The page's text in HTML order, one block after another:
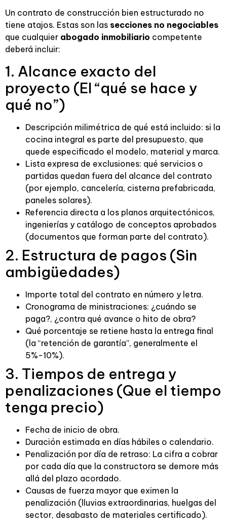
Un contrato de construcción bien estructurado no
tiene atajos. Estas son las secciones no negociables
que cualquier abogado inmobiliario competente
deberá incluir:
1. Alcance exacto del
proyecto (El “qué se hace y
qué no”)
Descripción milimétrica de qué está incluido: si la
cocina integral es parte del presupuesto, que
quede especificado el modelo, material y marca.
Lista expresa de exclusiones: qué servicios o
partidas quedan fuera del alcance del contrato
(por ejemplo, cancelería, cisterna prefabricada,
paneles solares).
Referencia directa a los planos arquitectónicos,
ingenierías y catálogo de conceptos aprobados
(documentos que forman parte del contrato).
2. Estructura de pagos (Sin
ambigüedades)
Importe total del contrato en número y letra.
Cronograma de ministraciones: ¿cuándo se
paga?, ¿contra qué avance o hito de obra?
Qué porcentaje se retiene hasta la entrega final
(la “retención de garantía”, generalmente el
5%-10%).
3. Tiempos de entrega y
penalizaciones (Que el tiempo
tenga precio)
Fecha de inicio de obra.
Duración estimada en días hábiles o calendario.
Penalización por día de retraso: La cifra a cobrar
por cada día que la constructora se demore más
allá del plazo acordado.
Causas de fuerza mayor que eximen la
penalización (lluvias extraordinarias, huelgas del
sector, desabasto de materiales certificado).